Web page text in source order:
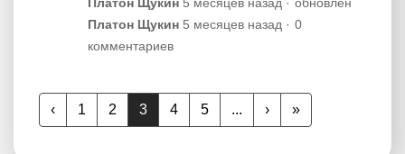
Платон Щукин 5 месяцев назад
0
комментариев
‹ 1 2 3 4 5 ... › »